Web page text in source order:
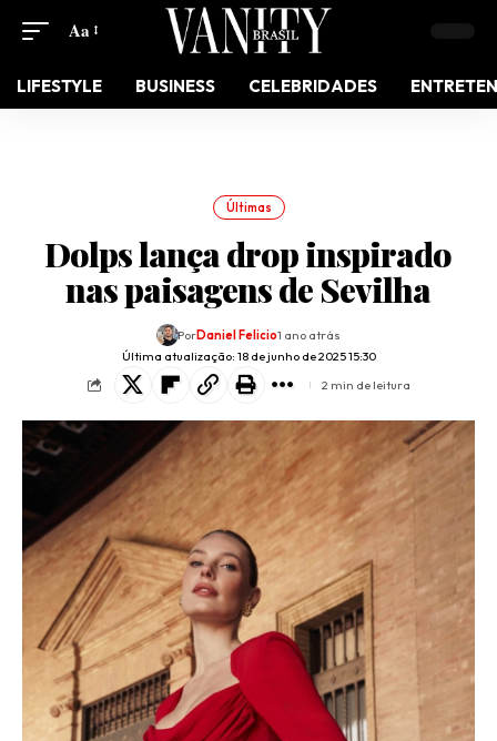
Aa
LIFESTYLE BUSINESS CELEBRIDADES
Últimas
Dolps lança drop inspirado
nas paisagens de Sevilha
Última atualização: 18 de junho de 2025 15:30
PorDaniel Felicio1 ano atrás
2 min de leitura